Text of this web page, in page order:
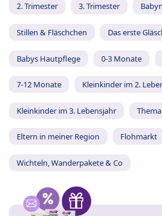
2. Trimester 3. Trimester
Stillen & Fläschchen Das erste
Babys Hautpflege 0-3 Monate
7-12 Monate Kleinkinder im 2.
Kleinkinder im 3. Lebensjahr
Eltern in meiner Region Flohmarkt
Wichteln, Wanderpakete & Co